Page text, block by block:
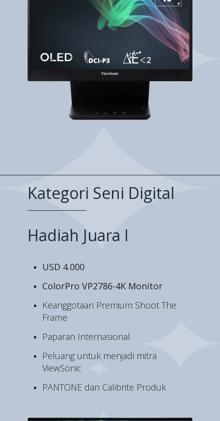
Kategori Seni Digital
Hadiah Juara I
USD 4.000
ColorPro VP2786-4K Monitor
Keanggotaan Premium Shoot The
Frame
Paparan Internasional
Peluang untuk menjadi mitra
ViewSonic
PANTONE dan Calibrite Produk